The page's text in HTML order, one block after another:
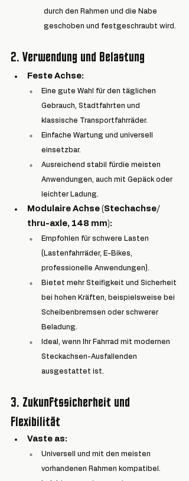
durch den Rahmen und die Nabe
geschoben und festgeschraubt wird.
2. Verwendung und Belastung
Feste Achse:
Eine gute Wahl für den täglichen
Gebrauch, Stadtfahrten und
klassische Transportfahrräder.
Einfache Wartung und universell
einsetzbar.
Ausreichend stabil fürdie meisten
Anwendungen, auch mit Gepäck oder
leichter Ladung.
Modulaire Achse (Stechachse/
thru-axle, 148 mm):
Empfohlen für schwere Lasten
(Lastenfahrräder, E-Bikes,
professionelle Anwendungen).
Bietet mehr Steifigkeit und Sicherheit
bei hohen Kräften, beispielsweise bei
Scheibenbremsen oder schwerer
Beladung.
Ideal, wenn Ihr Fahrrad mit modernen
Steckachsen-Ausfallenden
ausgestattet ist.
3. Zukunftssicherheit und
Flexibilität
Vaste as:
Universell und mit den meisten
vorhandenen Rahmen kompatibel.